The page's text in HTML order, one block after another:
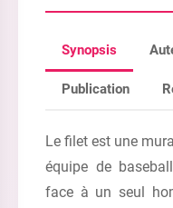
Synopsis
Publication
Le filet est une
équipe de
face à un seul